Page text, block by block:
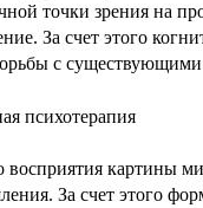
точки зрения на
За счет этого
с
картины
За счет этого